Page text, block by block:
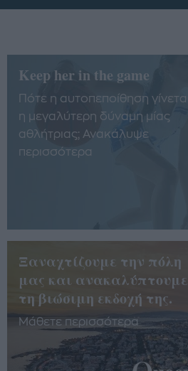
Keep her in the game
Πότε η αυτοπεποίθηση γίνεται
η μεγαλύτερη δύναμη μίας
αθλήτριας; Ανακάλυψε
περισσότερα
Ξαναχτίζουμε την πόλη
μας και ανακαλύπτουμε
τη βιώσιμη εκδοχή της.
Μάθετε περισσότερα